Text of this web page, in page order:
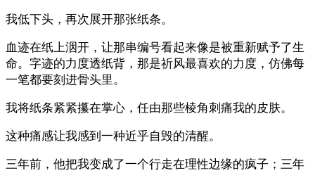
我低下头，再次展开那张纸条。
血迹在纸上洇开，让那串编号看起来像是被重新赋予了生
命。字迹的力度透纸背，那是祈风最喜欢的力度，仿佛每
一笔都要刻进骨头里。
我将纸条紧紧攥在掌心，任由那些棱角刺痛我的皮肤。
这种痛感让我感到一种近乎自毁的清醒。
三年前，他把我变成了一个行走在理性边缘的疯子；三年